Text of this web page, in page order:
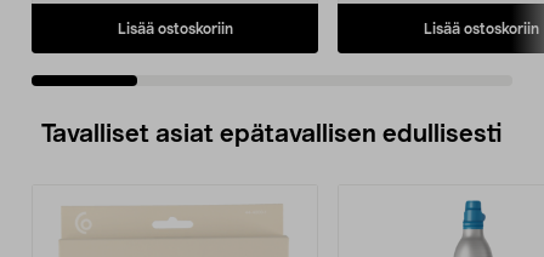
Lisää ostoskoriin Lisää ostoskoriin
Tavalliset asiat epätavallisen edullisesti